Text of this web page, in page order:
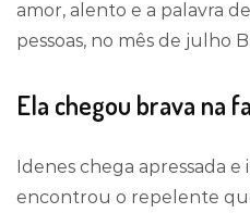
amor, alento e a palavra
pessoas, no mês de julho
Ela chegou brava na
Idenes chega apressada
encontrou o repelente